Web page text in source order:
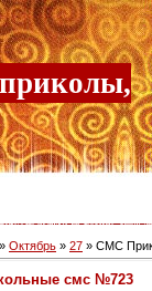
» Октябрь » 27 » СМС
смс №723